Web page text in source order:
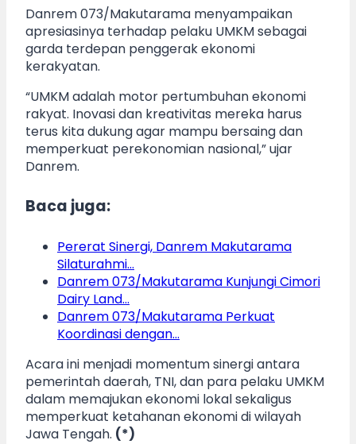
Danrem 073/Makutarama menyampaikan
apresiasinya terhadap pelaku UMKM sebagai
garda terdepan penggerak ekonomi
kerakyatan.
“UMKM adalah motor pertumbuhan ekonomi
rakyat. Inovasi dan kreativitas mereka harus
terus kita dukung agar mampu bersaing dan
memperkuat perekonomian nasional,” ujar
Danrem.
Baca juga:
Pererat Sinergi, Danrem Makutarama
Silaturahmi…
Danrem 073/Makutarama Kunjungi Cimori
Dairy Land…
Danrem 073/Makutarama Perkuat
Koordinasi dengan…
Acara ini menjadi momentum sinergi antara
pemerintah daerah, TNI, dan para pelaku UMKM
dalam memajukan ekonomi lokal sekaligus
memperkuat ketahanan ekonomi di wilayah
Jawa Tengah. (*)